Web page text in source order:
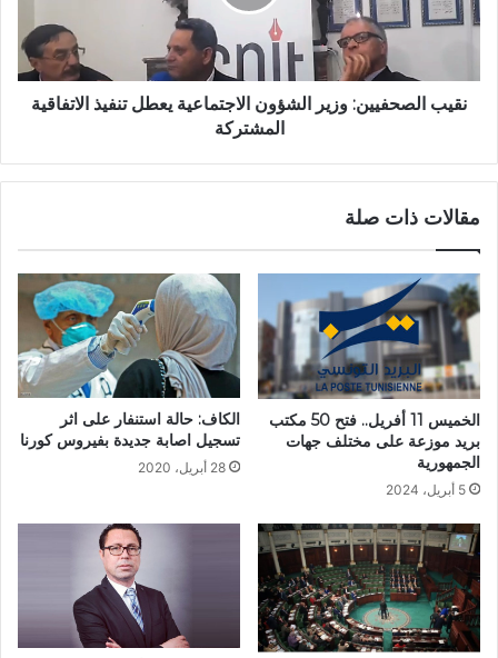
نقيب الصحفيين: وزير الشؤون الاجتماعية يعطل تنفيذ الاتفاقية
المشتركة
مقالات ذات صلة
الخميس 11 أفريل.. فتح 50 مكتب
بريد موزعة على مختلف جهات
الجمهورية
5 أبريل، 2024
الكاف: حالة استنفار على اثر
تسجيل اصابة جديدة بفيروس كورنا
28 أبريل، 2020